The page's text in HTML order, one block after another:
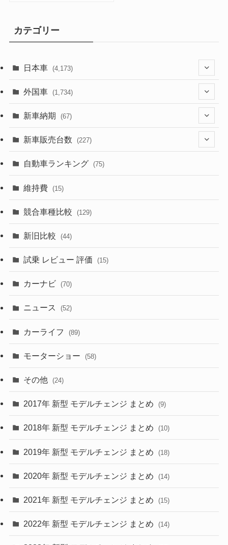
カテゴリー
日本車 (4,173)
(1,321)
(329)
(526)
(357)
(328)
(253)
外国車 (1,734)
(242)
(85)
(84)
(50)
(43)
(6)
(9)
(30)
(27)
(58)
(28)
(27)
(26)
(10)
(35)
(10)
(9)
新車納期 (67)
(28)
(8)
(3)
(3)
新車販売台数 (227)
(21)
(5)
(7)
自動車ランキング (75)
維持費 (15)
競合車種比較 (129)
新旧比較 (44)
試乗 レビュー 評価 (15)
カーナビ (70)
ニュース (52)
カーライフ (89)
モーターショー (58)
その他 (24)
2017年 新型 モデルチェンジ まとめ (9)
2018年 新型 モデルチェンジ まとめ (10)
2019年 新型 モデルチェンジ まとめ (18)
2020年 新型 モデルチェンジ まとめ (14)
2021年 新型 モデルチェンジ まとめ (15)
2022年 新型 モデルチェンジ まとめ (14)